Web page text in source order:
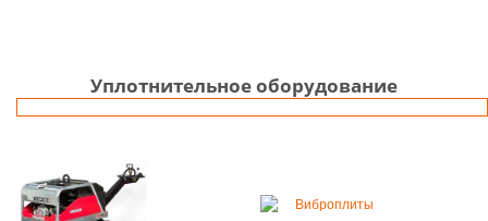
Уплотнительное оборудование